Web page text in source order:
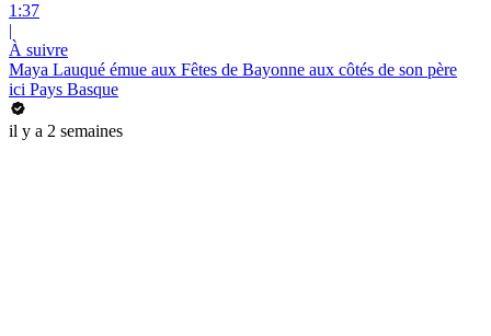
1:37
|
À suivre
Maya Lauqué émue aux Fêtes de Bayonne aux côtés de son père
ici Pays Basque
il y a 2 semaines